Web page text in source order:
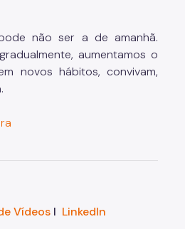
não ser a de amanhã.
aumentamos o
novos hábitos, convivam,
.
VídeosI LinkedIn